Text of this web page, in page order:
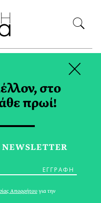
στο
πρωί!
Απορρήτου για την
×